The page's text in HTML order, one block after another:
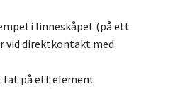
i linneskåpet (på ett
vid direktkontakt med
fat på ett element